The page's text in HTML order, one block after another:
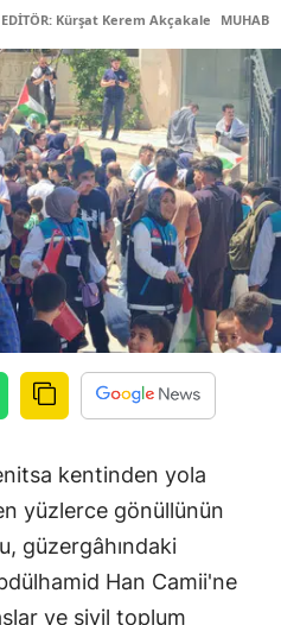
EDİTÖR: Kürşat Kerem Akçakale
kentinden yola
yüzlerce gönüllünün
güzergâhındaki
Han Camii'ne
ve sivil toplum